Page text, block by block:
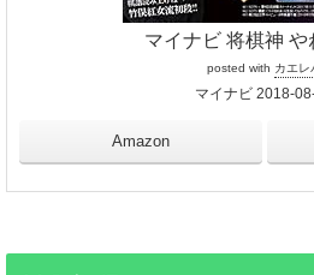
マイナビ 将棋神 や
posted with カエレ
マイナビ 2018-
Amazon